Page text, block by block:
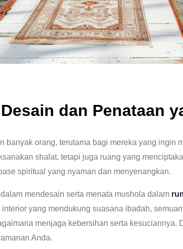
dan Penataan
banyak orang, terutama bagi mereka yang
shalat, tetapi juga ruang yang
spiritual yang nyaman dan menyenangkan.
mendesain serta menata mushola dalam
yang mendukung suasana ibadah,
menjaga kebersihan serta kesuciannya.
Anda.